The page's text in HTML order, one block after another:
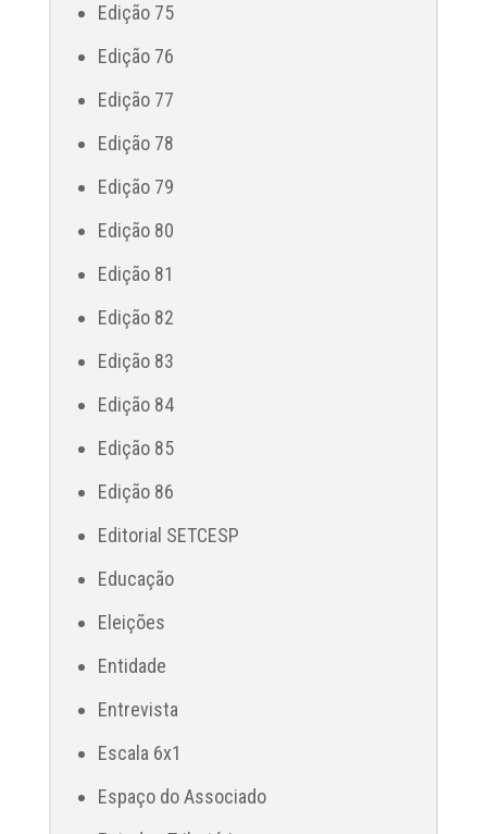
Edição 75
Edição 76
Edição 77
Edição 78
Edição 79
Edição 80
Edição 81
Edição 82
Edição 83
Edição 84
Edição 85
Edição 86
Editorial SETCESP
Educação
Eleições
Entidade
Entrevista
Escala 6x1
Espaço do Associado